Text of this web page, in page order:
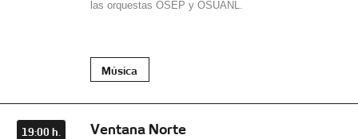
las orquestas OSEP y OSUANL.
Música
19:00 h. Ventana Norte